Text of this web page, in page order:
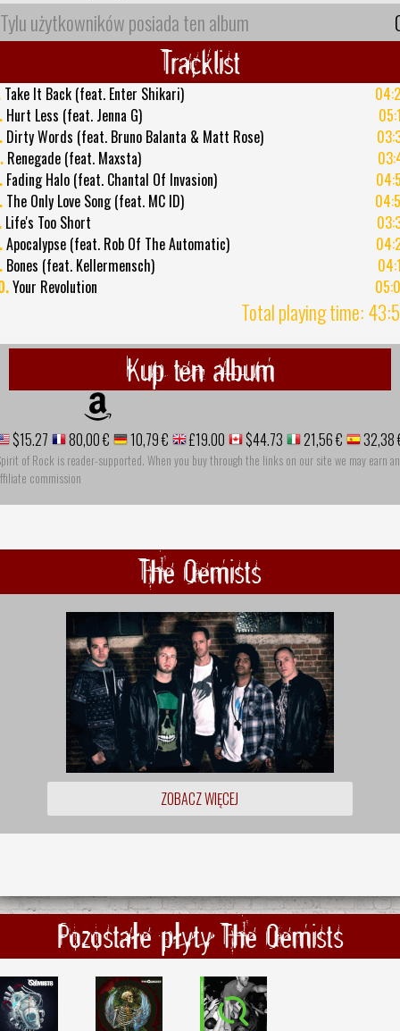
Tylu użytkowników posiada ten album
Tracklist
Take It Back (feat. Enter Shikari)
Hurt Less (feat. Jenna G)
Dirty Words (feat. Bruno Balanta & Matt Rose)
Renegade (feat. Maxsta)
Fading Halo (feat. Chantal Of Invasion)
The Only Love Song (feat. MC ID)
Life's Too Short
Apocalypse (feat. Rob Of The Automatic)
Bones (feat. Kellermensch)
Your Revolution
Total playing time:
Kup ten album
$15.27 80,00 € 10,79 € £19.00 $44.73 21,56 € 32,38
of Rock is reader-supported. When you buy through the links on our site we may earn an
commission
The Qemists
ZOBACZ WIĘCEJ
Pozostałe płyty The Qemists